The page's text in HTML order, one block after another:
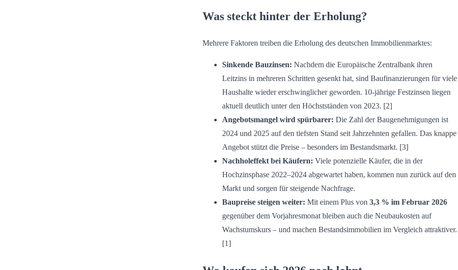
Was steckt hinter der Erholung?
Mehrere Faktoren treiben die Erholung des deutschen Immobilienmarktes:
Sinkende Bauzinsen: Nachdem die Europäische Zentralbank ihren
Leitzins in mehreren Schritten gesenkt hat, sind Baufinanzierungen für viele
Haushalte wieder erschwinglicher geworden. 10-jährige Festzinsen liegen
aktuell deutlich unter den Höchstständen von 2023. [2]
Angebotsmangel wird spürbarer: Die Zahl der Baugenehmigungen ist
2024 und 2025 auf den tiefsten Stand seit Jahrzehnten gefallen. Das knappe
Angebot stützt die Preise – besonders im Bestandsmarkt. [3]
Nachholeffekt bei Käufern: Viele potenzielle Käufer, die in der
Hochzinsphase 2022–2024 abgewartet haben, kommen nun zurück auf den
Markt und sorgen für steigende Nachfrage.
Baupreise steigen weiter: Mit einem Plus von 3,3 % im Februar 2026
gegenüber dem Vorjahresmonat bleiben auch die Neubaukosten auf
Wachstumskurs – und machen Bestandsimmobilien im Vergleich attraktiver.
[1]